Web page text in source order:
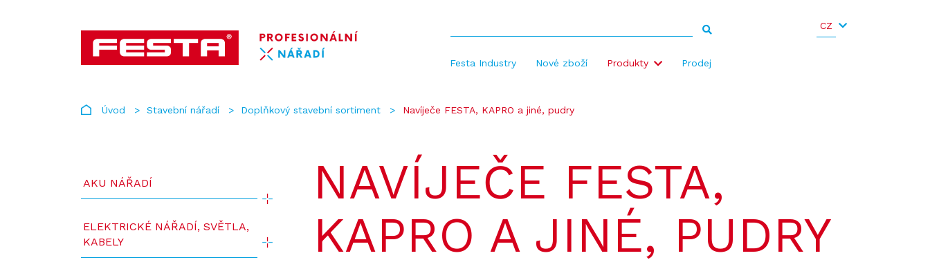
Festa Industry Nové zboží Produkty Prodej
CZ
Úvod Stavební nářadí Doplňkový stavební sortiment Navíječe FESTA, KAPRO a jiné, pudry
AKU NÁŘADÍ
ELEKTRICKÉ NÁŘADÍ, SVĚTLA,
KABELY
NAVÍJEČE FESTA,
KAPRO A JINÉ, PUDRY